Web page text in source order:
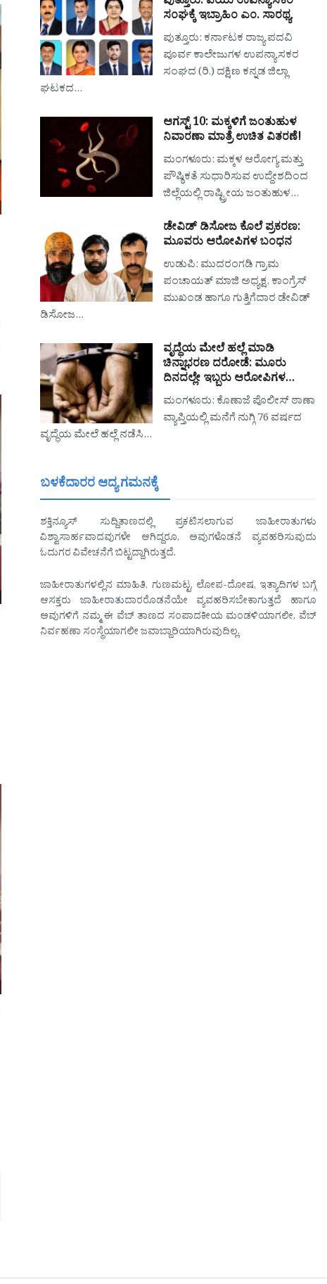
ಸಂಘಕ್ಕೆ ಇಬ್ರಾಹಿಂ ಎಂ. ಸಾರಥ್ಯ
ಪುತ್ತೂರು: ಕರ್ನಾಟಕ ರಾಜ್ಯ ಪದವಿ
ಪೂರ್ವ ಕಾಲೇಜುಗಳ ಉಪನ್ಯಾಸಕರ
ಸಂಘದ (ರಿ.) ದಕ್ಷಿಣ ಕನ್ನಡ ಜಿಲ್ಲಾ
ಘಟಕದ…
ಆಗಸ್ಟ್ 10: ಮಕ್ಕಳಿಗೆ ಜಂತುಹುಳ
ನಿವಾರಣಾ ಮಾತ್ರೆ ಉಚಿತ ವಿತರಣೆ!
ಮಂಗಳೂರು: ಮಕ್ಕಳ ಆರೋಗ್ಯ ಮತ್ತು
ಪೌಷ್ಠಿಕತೆ ಸುಧಾರಿಸುವ ಉದ್ದೇಶದಿಂದ
ಜಿಲ್ಲೆಯಲ್ಲಿ ರಾಷ್ಟ್ರೀಯ ಜಂತುಹುಳ…
ಡೇವಿಡ್ ಡಿಸೋಜ ಕೊಲೆ ಪ್ರಕರಣ:
ಮೂವರು ಆರೋಪಿಗಳ ಬಂಧನ
ಉಡುಪಿ: ಮುದರಂಗಡಿ ಗ್ರಾಮ
ಪಂಚಾಯತ್ ಮಾಜಿ ಅಧ್ಯಕ್ಷ, ಕಾಂಗ್ರೆಸ್
ಮುಖಂಡ ಹಾಗೂ ಗುತ್ತಿಗೆದಾರ ಡೇವಿಡ್
ಡಿಸೋಜ…
ವೃದ್ಧೆಯ ಮೇಲೆ ಹಲ್ಲೆ ಮಾಡಿ
ಚಿನ್ನಾಭರಣ ದರೋಡೆ: ಮೂರು
ದಿನದಲ್ಲೇ ಇಬ್ಬರು ಆರೋಪಿಗಳ…
ಮಂಗಳೂರು: ಕೊಣಾಜೆ ಪೊಲೀಸ್ ಠಾಣಾ
ವ್ಯಾಪ್ತಿಯಲ್ಲಿ ಮನೆಗೆ ನುಗ್ಗಿ 76 ವರ್ಷದ
ವೃದ್ಧೆಯ ಮೇಲೆ ಹಲ್ಲೆ ನಡೆಸಿ…
ಬಳಕೆದಾರರ ಆದ್ಯ ಗಮನಕ್ಕೆ
ಶಕ್ತಿನ್ಯೂಸ್ ಸುದ್ದಿತಾಣದಲ್ಲಿ ಪ್ರಕಟಿಸಲಾಗುವ ಜಾಹೀರಾತುಗಳು
ವಿಶ್ವಾಸಾರ್ಹವಾದವುಗಳೇ ಆಗಿದ್ದರೂ, ಅವುಗಳೊಡನೆ ವ್ಯವಹರಿಸುವುದು
ಓದುಗರ ವಿವೇಚನೆಗೆ ಬಿಟ್ಟದ್ದಾಗಿರುತ್ತದೆ.
ಜಾಹೀರಾತುಗಳಲ್ಲಿನ ಮಾಹಿತಿ, ಗುಣಮಟ್ಟ, ಲೋಪ-ದೋಷ, ಇತ್ಯಾದಿಗಳ ಬಗ್ಗೆ
ಆಸಕ್ತರು ಜಾಹೀರಾತುದಾರರೊಡನೆಯೇ ವ್ಯವಹರಿಸಬೇಕಾಗುತ್ತದೆ ಹಾಗೂ
ಅವುಗಳಿಗೆ ನಮ್ಮ ಈ ವೆಬ್ ತಾಣದ ಸಂಪಾದಕೀಯ ಮಂಡಳಿಯಾಗಲೀ, ವೆಬ್
ನಿರ್ವಹಣಾ ಸಂಸ್ಥೆಯಾಗಲೀ ಜವಾಬ್ದಾರಿಯಾಗಿರುವುದಿಲ್ಲ.